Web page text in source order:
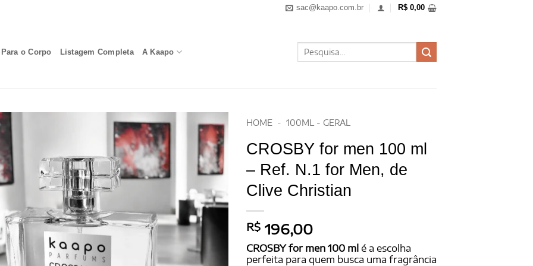
sac@kaapo.com.br R$ 0,00
Para o Corpo Listagem Completa A Kaapo
Pesquisar
por:
HOME - 100ML - GERAL
CROSBY for men 100 ml
– Ref. N.1 for Men, de
Clive Christian
R$ 196,00
CROSBY for men 100 ml é a escolha
perfeita para quem busca uma fragrância